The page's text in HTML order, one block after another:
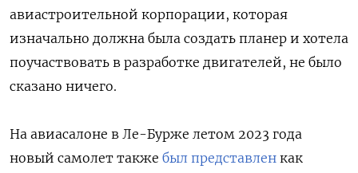
авиастроительной корпорации, которая
изначально должна была создать планер и хотела
поучаствовать в разработке двигателей, не было
сказано ничего.
На авиасалоне в Ле-Бурже летом 2023 года
новый самолет также был представлен как